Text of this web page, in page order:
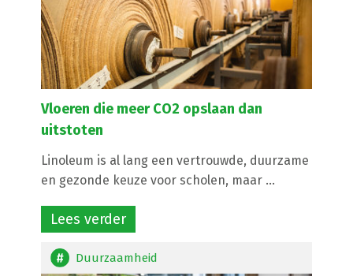
Vloeren die meer CO2 opslaan dan
uitstoten
Linoleum is al lang een vertrouwde, duurzame
en gezonde keuze voor scholen, maar ...
Lees verder
Duurzaamheid